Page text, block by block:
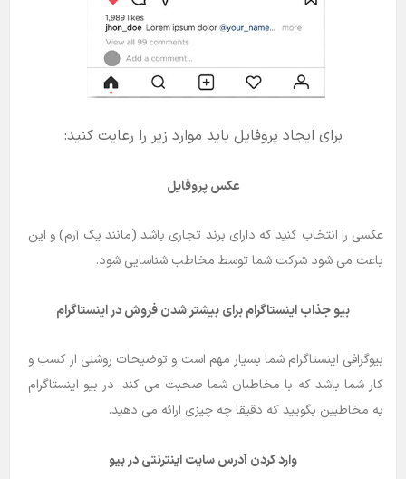
برای ایجاد پروفایل باید موارد زیر را رعایت کنید:
عکس پروفایل
عکسی را انتخاب کنید که دارای برند تجاری باشد (مانند یک آرم) و این
باعث می شود شرکت شما توسط مخاطب شناسایی شود.
بیو جذاب اینستاگرام برای بیشتر شدن فروش در اینستاگرام
بیوگرافی اینستاگرام شما بسیار مهم است و توضیحات روشنی از کسب و
کار شما باشد که با مخاطبان شما صحبت می کند. در بیو اینستاگرام
به مخاطبین بگویید که دقیقا چه چیزی ارائه می دهید.
وارد کردن آدرس سایت اینترنتی در بیو